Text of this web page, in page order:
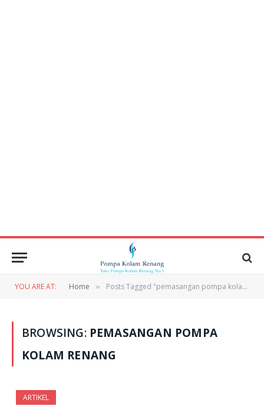
YOU ARE AT: Home » Posts Tagged "pemasangan pompa kolam renang"
BROWSING: PEMASANGAN POMPA
KOLAM RENANG
ARTIKEL